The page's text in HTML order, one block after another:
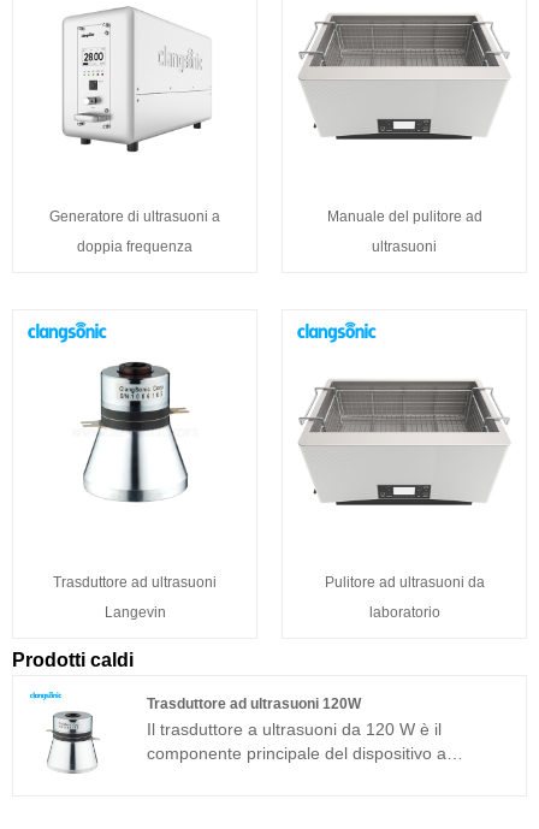
Generatore di ultrasuoni a
doppia frequenza
Manuale del pulitore ad
ultrasuoni
Trasduttore ad ultrasuoni
Langevin
Pulitore ad ultrasuoni da
laboratorio
Prodotti caldi
Trasduttore ad ultrasuoni 120W
Il trasduttore a ultrasuoni da 120 W è il
componente principale del dispositivo a